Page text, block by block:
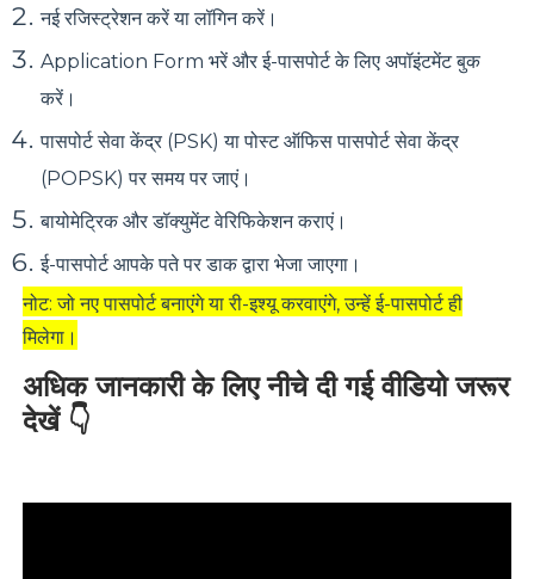
नई रजिस्ट्रेशन करेंया लॉगिन करें।
Application Form भरेंऔर ई-पासपोर्ट के लिए अपॉइंटमेंट बुक
करें।
पासपोर्ट सेवा केंद्र (PSK) या पोस्ट ऑफिस पासपोर्ट सेवा केंद्र
(POPSK) पर समय पर जाएं।
बायोमेट्रिक और डॉक्युमेंट वेरिफिकेशनकराएं।
ई-पासपोर्ट आपके पते पर डाक द्वारा भेजा जाएगा।
नोट: जो नए पासपोर्ट बनाएंगे या री-इश्यू करवाएंगे, उन्हें ई-पासपोर्ट ही
मिलेगा।
अधिक जानकारी के लिए नीचे दी गई वीडियो जरूर
देखें 👇